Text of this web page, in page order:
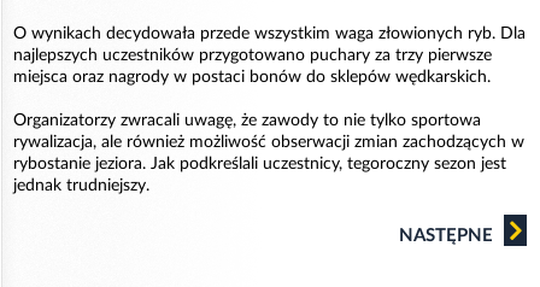
O wynikach decydowała przede wszystkim waga złowionych ryb. Dla
najlepszych uczestników przygotowano puchary za trzy pierwsze
miejsca oraz nagrody w postaci bonów do sklepów wędkarskich.
Organizatorzy zwracali uwagę, że zawody to nie tylko sportowa
rywalizacja, ale również możliwość obserwacji zmian zachodzących w
rybostanie jeziora. Jak podkreślali uczestnicy, tegoroczny sezon jest
jednak trudniejszy.
NASTĘPNE